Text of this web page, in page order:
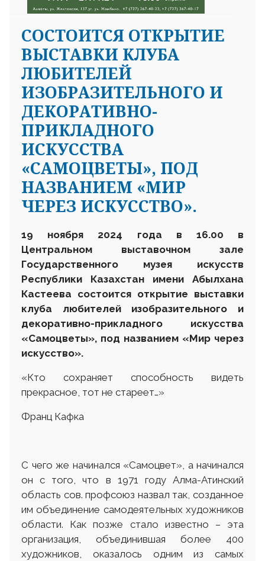
CОСТОИТСЯ ОТКРЫТИЕ
ВЫСТАВКИ КЛУБА
ЛЮБИТЕЛЕЙ
ИЗОБРАЗИТЕЛЬНОГО И
ДЕКОРАТИВНО-
ПРИКЛАДНОГО
ИСКУССТВА
«САМОЦВЕТЫ», ПОД
НАЗВАНИЕМ «МИР
ЧЕРЕЗ ИСКУССТВО».
19 ноября 2024 года в 16.00 в
Центральном выставочном зале
Государственного музея искусств
Республики Казахстан имени Абылхана
Кастеева состоится открытие выставки
клуба любителей изобразительного и
декоративно-прикладного искусства
«Самоцветы», под названием «Мир через
искусство».
«Кто сохраняет способность видеть
прекрасное, тот не стареет…»
Франц Кафка
С чего же начинался «Самоцвет», а начинался
он с того, что в 1971 году Алма-Атинский
область сов. профсоюз назвал так, созданное
им объединение самодеятельных художников
области. Как позже стало известно – эта
организация, объединившая более 400
художников, оказалось одним из самых